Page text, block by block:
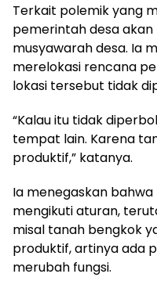
Terkait polemik yang
pemerintah desa
musyawarah desa. Ia
merelokasi rencana
lokasi tersebut tidak
“Kalau itu tidak
tempat lain. Karena
produktif,” katanya.
Ia menegaskan
mengikuti aturan,
misal tanah bengkok
produktif, artinya ada
merubah fungsi.